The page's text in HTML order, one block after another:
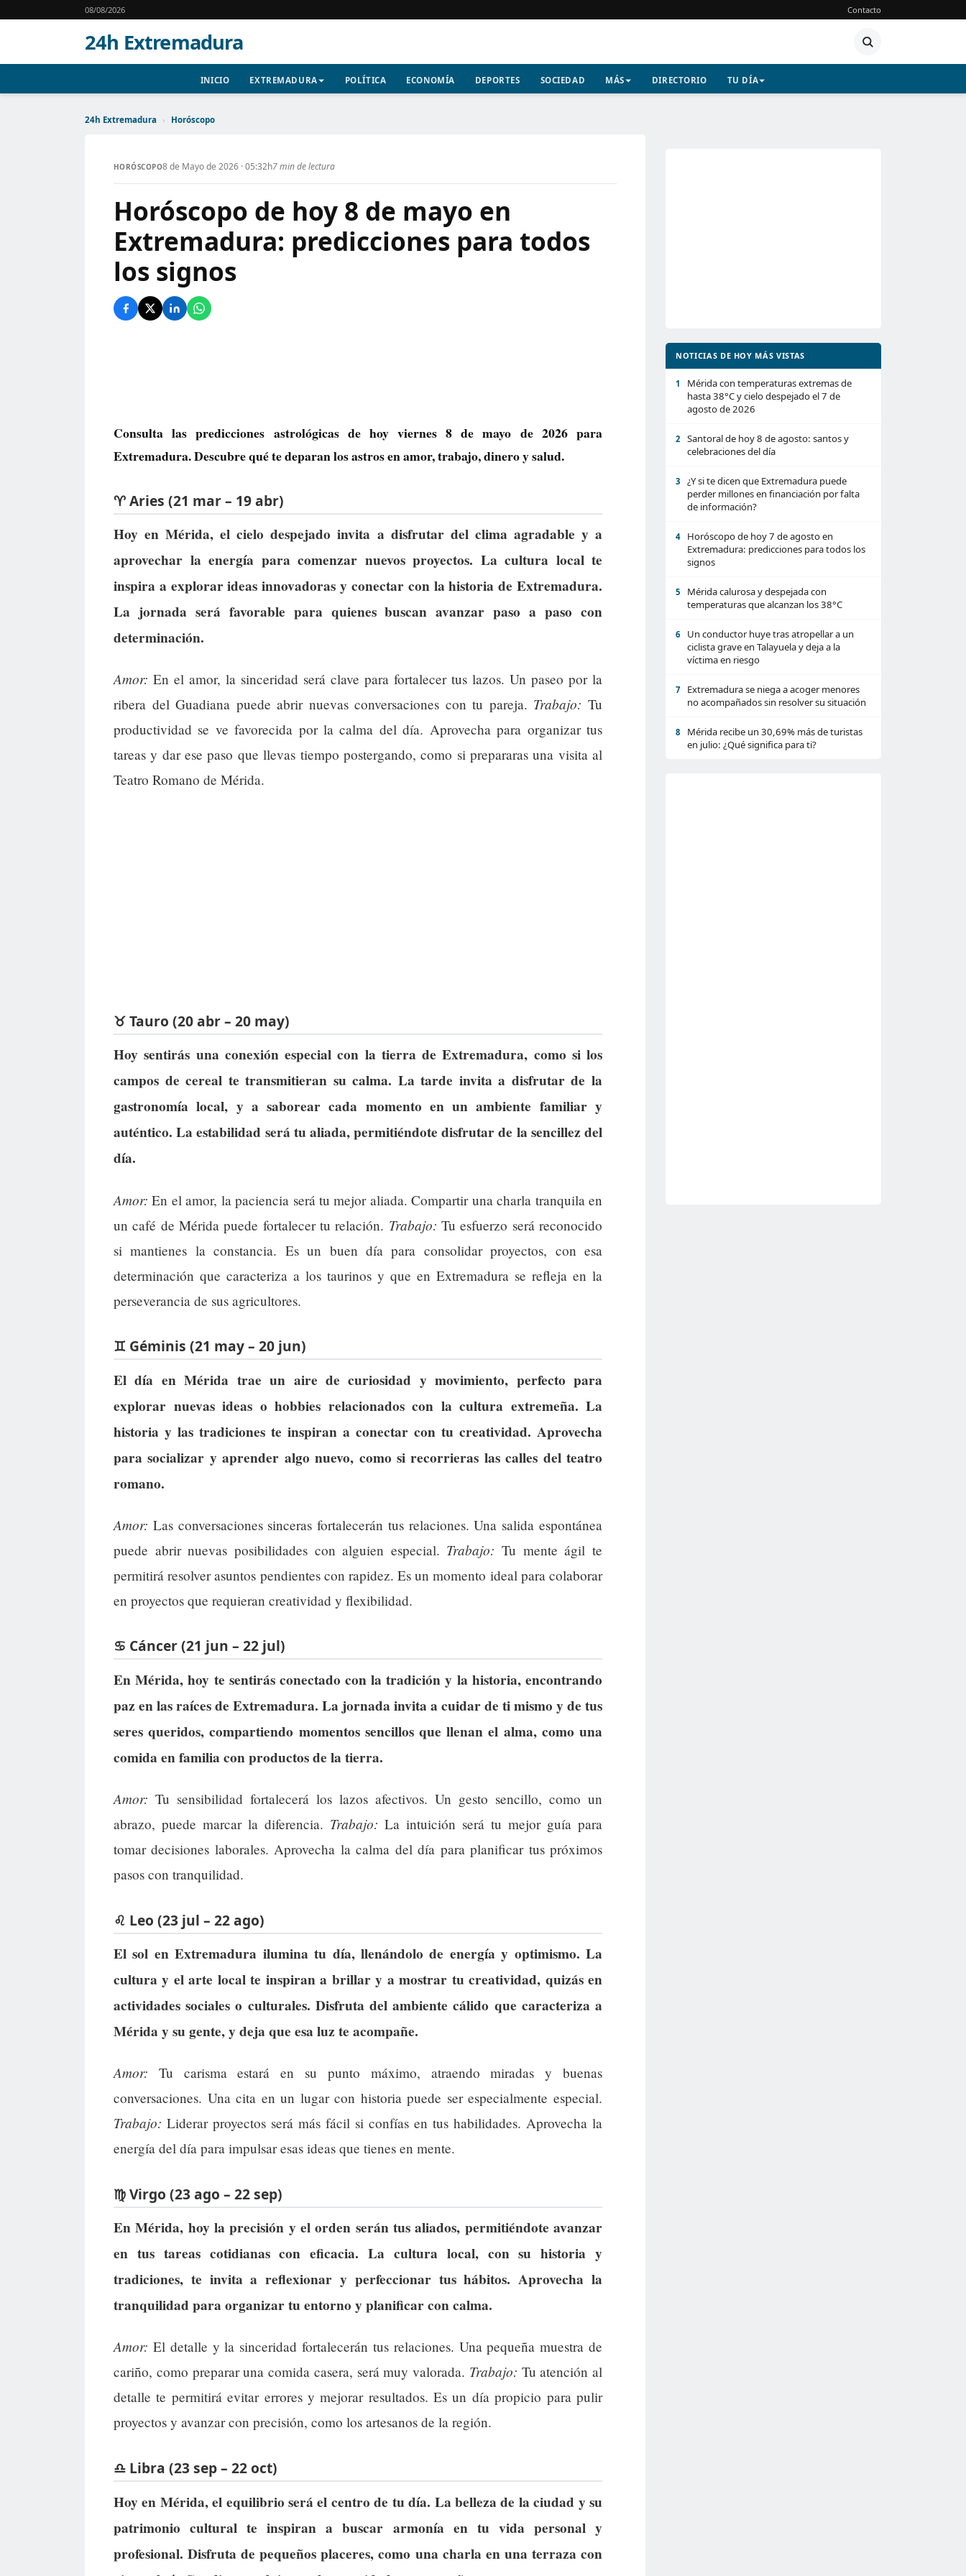
08/08/2026 Contacto
24h Extremadura
INICIO EXTREMADURA POLÍTICA ECONOMÍA DEPORTES SOCIEDAD MÁS DIRECTORIO TU DÍA
24h Extremadura › Horóscopo
HORÓSCOPO8 de Mayo de 2026 · 05:32h7 min de lectura
Horóscopo de hoy 8 de mayo en
Extremadura: predicciones para todos
los signos
Consulta las predicciones astrológicas de hoy viernes 8 de mayo de 2026 para
Extremadura. Descubre qué te deparan los astros en amor, trabajo, dinero y salud.
♈ Aries (21 mar – 19 abr)
Hoy en Mérida, el cielo despejado invita a disfrutar del clima agradable y a
aprovechar la energía para comenzar nuevos proyectos. La cultura local te
inspira a explorar ideas innovadoras y conectar con la historia de Extremadura.
La jornada será favorable para quienes buscan avanzar paso a paso con
determinación.
Amor: En el amor, la sinceridad será clave para fortalecer tus lazos. Un paseo por la
ribera del Guadiana puede abrir nuevas conversaciones con tu pareja. Trabajo: Tu
productividad se ve favorecida por la calma del día. Aprovecha para organizar tus
tareas y dar ese paso que llevas tiempo postergando, como si prepararas una visita al
Teatro Romano de Mérida.
♉ Tauro (20 abr – 20 may)
Hoy sentirás una conexión especial con la tierra de Extremadura, como si los
campos de cereal te transmitieran su calma. La tarde invita a disfrutar de la
gastronomía local, y a saborear cada momento en un ambiente familiar y
auténtico. La estabilidad será tu aliada, permitiéndote disfrutar de la sencillez del
día.
Amor: En el amor, la paciencia será tu mejor aliada. Compartir una charla tranquila en
un café de Mérida puede fortalecer tu relación. Trabajo: Tu esfuerzo será reconocido
si mantienes la constancia. Es un buen día para consolidar proyectos, con esa
determinación que caracteriza a los taurinos y que en Extremadura se refleja en la
perseverancia de sus agricultores.
♊ Géminis (21 may – 20 jun)
El día en Mérida trae un aire de curiosidad y movimiento, perfecto para
explorar nuevas ideas o hobbies relacionados con la cultura extremeña. La
historia y las tradiciones te inspiran a conectar con tu creatividad. Aprovecha
para socializar y aprender algo nuevo, como si recorrieras las calles del teatro
romano.
Amor: Las conversaciones sinceras fortalecerán tus relaciones. Una salida espontánea
puede abrir nuevas posibilidades con alguien especial. Trabajo: Tu mente ágil te
permitirá resolver asuntos pendientes con rapidez. Es un momento ideal para colaborar
en proyectos que requieran creatividad y flexibilidad.
♋ Cáncer (21 jun – 22 jul)
En Mérida, hoy te sentirás conectado con la tradición y la historia, encontrando
paz en las raíces de Extremadura. La jornada invita a cuidar de ti mismo y de tus
seres queridos, compartiendo momentos sencillos que llenan el alma, como una
comida en familia con productos de la tierra.
Amor: Tu sensibilidad fortalecerá los lazos afectivos. Un gesto sencillo, como un
abrazo, puede marcar la diferencia. Trabajo: La intuición será tu mejor guía para
tomar decisiones laborales. Aprovecha la calma del día para planificar tus próximos
pasos con tranquilidad.
♌ Leo (23 jul – 22 ago)
El sol en Extremadura ilumina tu día, llenándolo de energía y optimismo. La
cultura y el arte local te inspiran a brillar y a mostrar tu creatividad, quizás en
actividades sociales o culturales. Disfruta del ambiente cálido que caracteriza a
Mérida y su gente, y deja que esa luz te acompañe.
Amor: Tu carisma estará en su punto máximo, atraendo miradas y buenas
conversaciones. Una cita en un lugar con historia puede ser especialmente especial.
Trabajo: Liderar proyectos será más fácil si confías en tus habilidades. Aprovecha la
energía del día para impulsar esas ideas que tienes en mente.
♍ Virgo (23 ago – 22 sep)
En Mérida, hoy la precisión y el orden serán tus aliados, permitiéndote avanzar
en tus tareas cotidianas con eficacia. La cultura local, con su historia y
tradiciones, te invita a reflexionar y perfeccionar tus hábitos. Aprovecha la
tranquilidad para organizar tu entorno y planificar con calma.
Amor: El detalle y la sinceridad fortalecerán tus relaciones. Una pequeña muestra de
cariño, como preparar una comida casera, será muy valorada. Trabajo: Tu atención al
detalle te permitirá evitar errores y mejorar resultados. Es un día propicio para pulir
proyectos y avanzar con precisión, como los artesanos de la región.
♎ Libra (23 sep – 22 oct)
Hoy en Mérida, el equilibrio será el centro de tu día. La belleza de la ciudad y su
patrimonio cultural te inspiran a buscar armonía en tu vida personal y
profesional. Disfruta de pequeños placeres, como una charla en una terraza con
NOTICIAS DE HOY MÁS VISTAS
1
Mérida con temperaturas extremas de
hasta 38°C y cielo despejado el 7 de
agosto de 2026
2
Santoral de hoy 8 de agosto: santos y
celebraciones del día
3
¿Y si te dicen que Extremadura puede
perder millones en financiación por falta
de información?
4
Horóscopo de hoy 7 de agosto en
Extremadura: predicciones para todos los
signos
5
Mérida calurosa y despejada con
temperaturas que alcanzan los 38°C
6
Un conductor huye tras atropellar a un
ciclista grave en Talayuela y deja a la
víctima en riesgo
7
Extremadura se niega a acoger menores
no acompañados sin resolver su situación
8
Mérida recibe un 30,69% más de turistas
en julio: ¿Qué significa para ti?